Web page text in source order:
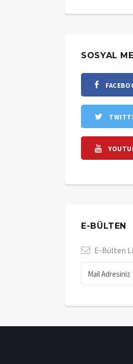
SOSYAL
E-BÜLTEN
E-Bülten